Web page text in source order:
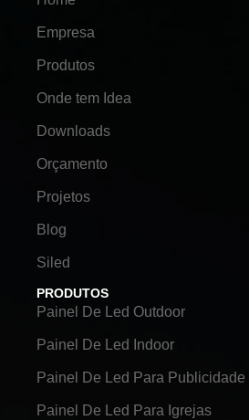
Empresa
Produtos
Onde tem Idea
Downloads
Orçamento
Projetos
Blog
Siled
PRODUTOS
Painel De Led Outdoor
Painel De Led Indoor
Painel De Led Para
Painel De Led Para Igrejas